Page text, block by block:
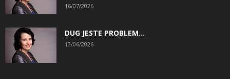
16/07/2026
DUG JESTE PROBLEM…
13/06/2026